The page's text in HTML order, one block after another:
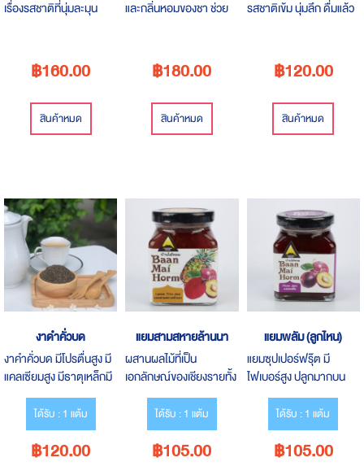
เรื่องรสชาติที่นุ่มละมุน
฿160.00
สินค้าหมด
และกลิ่นหอมของชา ช่วย
฿180.00
สินค้าหมด
รสชาติเข้ม นุ่มลึก ดื่มแล้ว
฿120.00
สินค้าหมด
งาดำคั่วบด
งาคำคั่วบด มีโปรตื่นสูง มี
แคลเซียมสูง มีธาตุเหล็กมี
วิตามิน B1 B3 B6 มี
วิตามิน E สูงทาน
ปลอดภัย
ได้รับ : 1 แต้ม
฿120.00
แยมสามสหายล้านนา
ผสานผลไม้ที่เป็น
เอกลักษณ์ของเชียงรายทั้ง
3 ชนิด ได้แก่ สับปะรด
ลิ้นจี่ และพลัม
ได้รับ : 1 แต้ม
฿105.00
แยมพลัม (ลูกไหน)
แยมซุปเปอร์ฟรุ๊ต มี
ไฟเบอร์สูง ปลูกมากบน
พื้นที่สูงและอากาศหนาว
เย็น ผลสุกมีเปลือกหวาน
ได้รับ : 1 แต้ม
฿105.00